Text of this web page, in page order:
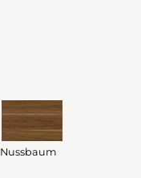
Nussbaum